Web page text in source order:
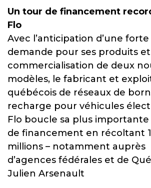
Un tour de financement
Flo
Avec l’anticipation d’une forte
demande pour ses produits et
commercialisation de deux
modèles, le fabricant et
québécois de réseaux de
recharge pour véhicules
Flo boucle sa plus
de financement en récoltant
millions – notamment auprès
d’agences fédérales et de
Julien Arsenault